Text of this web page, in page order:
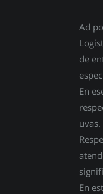
Ad
de
En
uvas.
En